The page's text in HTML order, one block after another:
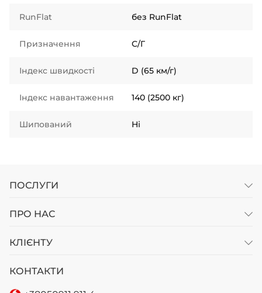
RunFlat без RunFlat
Призначення С/Г
Індекс швидкості D (65 км/г)
Індекс навантаження 140 (2500 кг)
Шипований Ні
ПОСЛУГИ
ПРО НАС
КЛІЄНТУ
КОНТАКТИ